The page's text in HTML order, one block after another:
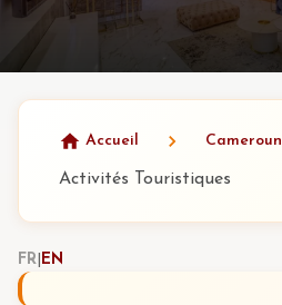
Accueil Cameroun
Activités Touristiques
FR EN